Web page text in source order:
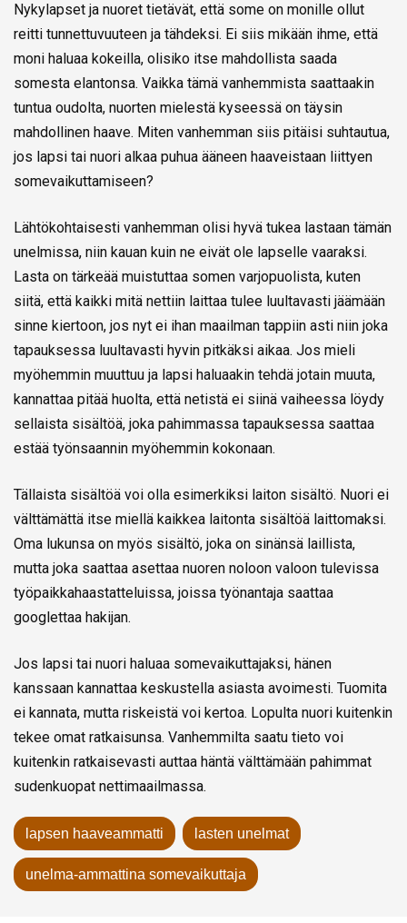
Nykylapset ja nuoret tietävät, että some on monille ollut
reitti tunnettuvuuteen ja tähdeksi. Ei siis mikään ihme, että
moni haluaa kokeilla, olisiko itse mahdollista saada
somesta elantonsa. Vaikka tämä vanhemmista saattaakin
tuntua oudolta, nuorten mielestä kyseessä on täysin
mahdollinen haave. Miten vanhemman siis pitäisi suhtautua,
jos lapsi tai nuori alkaa puhua ääneen haaveistaan liittyen
somevaikuttamiseen?
Lähtökohtaisesti vanhemman olisi hyvä tukea lastaan tämän
unelmissa, niin kauan kuin ne eivät ole lapselle vaaraksi.
Lasta on tärkeää muistuttaa somen varjopuolista, kuten
siitä, että kaikki mitä nettiin laittaa tulee luultavasti jäämään
sinne kiertoon, jos nyt ei ihan maailman tappiin asti niin joka
tapauksessa luultavasti hyvin pitkäksi aikaa. Jos mieli
myöhemmin muuttuu ja lapsi haluaakin tehdä jotain muuta,
kannattaa pitää huolta, että netistä ei siinä vaiheessa löydy
sellaista sisältöä, joka pahimmassa tapauksessa saattaa
estää työnsaannin myöhemmin kokonaan.
Tällaista sisältöä voi olla esimerkiksi laiton sisältö. Nuori ei
välttämättä itse miellä kaikkea laitonta sisältöä laittomaksi.
Oma lukunsa on myös sisältö, joka on sinänsä laillista,
mutta joka saattaa asettaa nuoren noloon valoon tulevissa
työpaikkahaastatteluissa, joissa työnantaja saattaa
googlettaa hakijan.
Jos lapsi tai nuori haluaa somevaikuttajaksi, hänen
kanssaan kannattaa keskustella asiasta avoimesti. Tuomita
ei kannata, mutta riskeistä voi kertoa. Lopulta nuori kuitenkin
tekee omat ratkaisunsa. Vanhemmilta saatu tieto voi
kuitenkin ratkaisevasti auttaa häntä välttämään pahimmat
sudenkuopat nettimaailmassa.
lapsen haaveammatti lasten unelmat
unelma-ammattina somevaikuttaja